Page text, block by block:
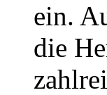
ein.
die